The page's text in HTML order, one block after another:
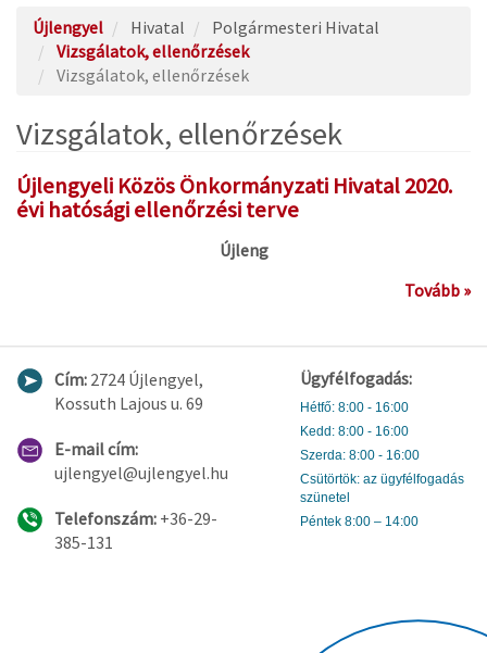
Újlengyel Hivatal
Polgármesteri Hivatal
Vizsgálatok, ellenőrzések
Vizsgálatok, ellenőrzések
Vizsgálatok, ellenőrzések
Újlengyeli Közös Önkormányzati Hivatal 2020.
évi hatósági ellenőrzési terve
Újleng
Tovább »
Cím: 2724 Újlengyel,
Kossuth Lajous u. 69
E-mail cím:
ujlengyel@ujlengyel.hu
Telefonszám: +36-29-
385-131
Ügyfélfogadás:
Hétfő: 8:00 - 16:00
Kedd: 8:00 - 16:00
Szerda: 8:00 - 16:00
Csütörtök: az ügyfélfogadás
szünetel
Péntek 8:00 – 14:00